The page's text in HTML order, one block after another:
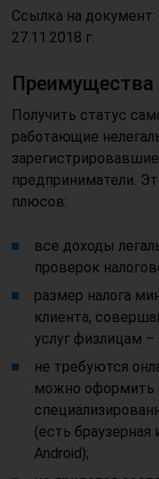
Ссылка на
27.11.2018 г.
Преимущества
Получить статус
работающие
предприниматели.
плюсов:
все доходы
проверок
размер налога
клиента,
услуг физлицам –
не требуются
можно оформить
(есть браузерная
Android);